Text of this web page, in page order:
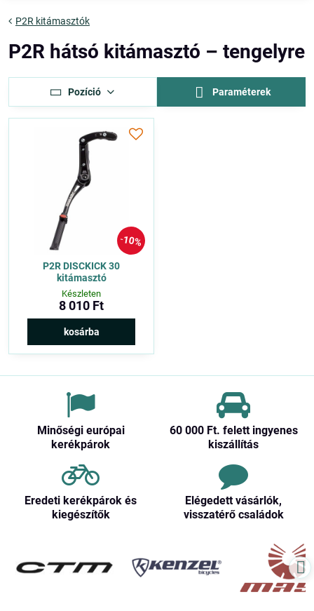
P2R kitámasztók
P2R hátsó kitámasztó – tengelyre
Pozíció Paraméterek
10%
P2R DISCKICK 30
kitámasztó
Készleten
8 010 Ft
kosárba
Minőségi európai
kerékpárok
60 000 Ft​. felett ingyenes
kiszállítás
Eredeti kerékpárok és
kiegészítők
Elégedett vásárlók,
visszatérő családok